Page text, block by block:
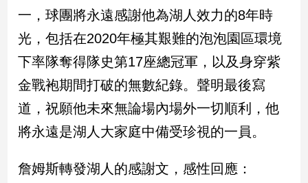
點
觀
點
兩
岸/
際
一，球團將永遠感謝他為湖人效力的8年時
光，包括在2020年極其艱難的泡泡園區環境
下率隊奪得隊史第17座總冠軍，以及身穿紫
金戰袍期間打破的無數紀錄。聲明最後寫
道，祝願他未來無論場內場外一切順利，他
將永遠是湖人大家庭中備受珍視的一員。
詹姆斯轉發湖人的感謝文，感性回應：